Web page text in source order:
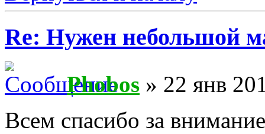
Re: Нужен небольшой
Phobos » 22 янв
Всем спасибо за